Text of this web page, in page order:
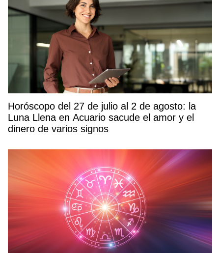
Horóscopo del 27 de julio al 2 de agosto: la
Luna Llena en Acuario sacude el amor y el
dinero de varios signos